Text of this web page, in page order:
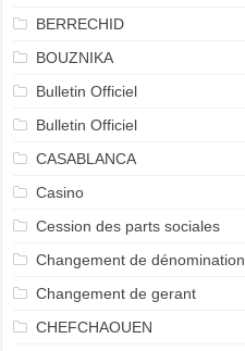
BERRECHID
BOUZNIKA
Bulletin Officiel
Bulletin Officiel
CASABLANCA
Casino
Cession des parts sociales
Changement de dénomination
Changement de gerant
CHEFCHAOUEN